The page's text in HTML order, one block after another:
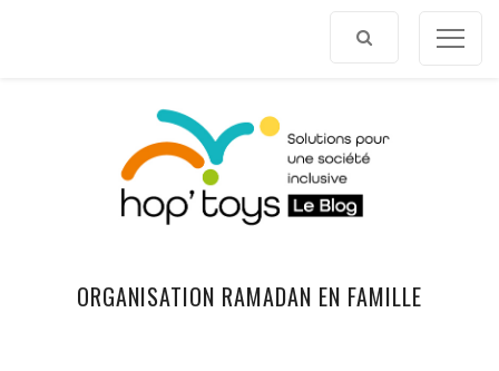
ORGANISATION RAMADAN EN FAMILLE